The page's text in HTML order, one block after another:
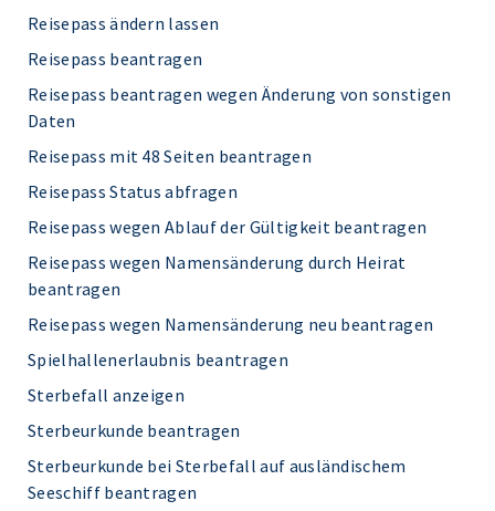
Reisepass ändern lassen
Reisepass beantragen
Reisepass beantragen wegen Änderung von sonstigen
Daten
Reisepass mit 48 Seiten beantragen
Reisepass Status abfragen
Reisepass wegen Ablauf der Gültigkeit beantragen
Reisepass wegen Namensänderung durch Heirat
beantragen
Reisepass wegen Namensänderung neu beantragen
Spielhallenerlaubnis beantragen
Sterbefall anzeigen
Sterbeurkunde beantragen
Sterbeurkunde bei Sterbefall auf ausländischem
Seeschiff beantragen